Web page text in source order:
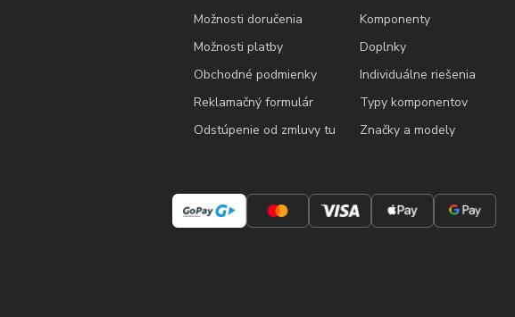
Možnosti doručenia
Možnosti platby
Obchodné podmienky
Reklamačný formulár
Odstúpenie od zmluvy tu
Komponenty
Doplnky
Individuálne riešenia
Typy komponentov
Značky a modely